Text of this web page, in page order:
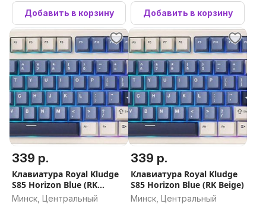
Добавить в корзину Добавить в корзину
339 р.
Клавиатура Royal Kludge
S85 Horizon Blue (RK
Cloud)
Минск, Центральный
339 р.
Клавиатура Royal Kludge
S85 Horizon Blue (RK Beige)
Минск, Центральный